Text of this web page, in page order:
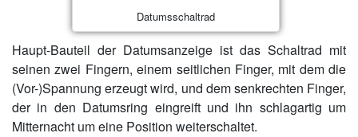
Datumsschaltrad
Haupt-Bauteil der Datumsanzeige ist das Schaltrad mit
seinen zwei Fingern, einem seitlichen Finger, mit dem die
(Vor-)Spannung erzeugt wird, und dem senkrechten Finger,
der in den Datumsring eingreift und ihn schlagartig um
Mitternacht um eine Position weiterschaltet.